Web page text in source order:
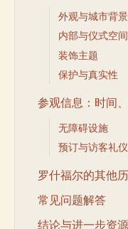
外观与城市背景
内部与仪式空间
装饰主题
保护与真实性
参观信息：时间
无障碍设施
预订与访客礼仪
罗什福尔的其他
常见问题解答
结论与进一步资源